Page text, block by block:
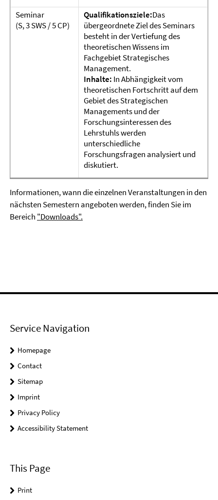
Seminar
(S, 3 SWS / 5 CP)
Qualifikationsziele:Das
übergeordnete Ziel des Seminars
besteht in der Vertiefung des
theoretischen Wissens im
Fachgebiet Strategisches
Management.
Inhalte: In Abhängigkeit vom
theoretischen Fortschritt auf dem
Gebiet des Strategischen
Managements und der
Forschungsinteressen des
Lehrstuhls werden
unterschiedliche
Forschungsfragen analysiert und
diskutiert.
Informationen, wann die einzelnen Veranstaltungen in den
nächsten Semestern angeboten werden, finden Sie im
Bereich "Downloads".
Service Navigation
Homepage
Contact
Sitemap
Imprint
Privacy Policy
Accessibility Statement
This Page
Print